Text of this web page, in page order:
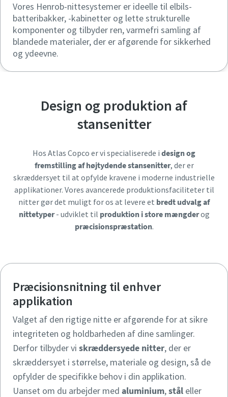
Vores Henrob-nittesystemer er ideelle til elbils-
batteribakker, -kabinetter og lette strukturelle
komponenter og tilbyder ren, varmefri samling af
blandede materialer, der er afgørende for sikkerhed
og ydeevne.
Design og produktion af
stansenitter
Hos Atlas Copco er vi specialiserede i design og
fremstilling af højtydende stansenitter, der er
skræddersyet til at opfylde kravene i moderne industrielle
applikationer. Vores avancerede produktionsfaciliteter til
nitter gør det muligt for os at levere et bredt udvalg af
nittetyper- udviklet til produktion i store mængderog
præcisionspræstation.
Præcisionsnitning til enhver
applikation
Valget af den rigtige nitte er afgørende for at sikre
integriteten og holdbarheden af dine samlinger.
Derfor tilbyder vi skræddersyede nitter, der er
skræddersyet i størrelse, materiale og design, så de
opfylder de specifikke behov i din applikation.
Uanset om du arbejder med aluminium,stål eller